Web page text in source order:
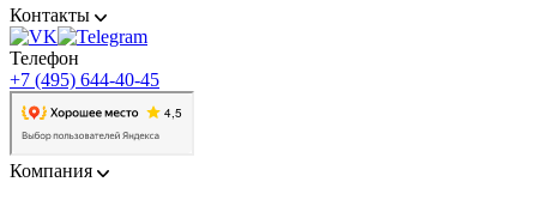
Контакты
Телефон
+7 (495) 644-40-45
Компания